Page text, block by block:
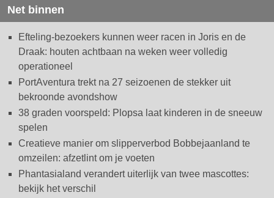
Net binnen
Efteling-bezoekers kunnen weer racen in Joris en de
Draak: houten achtbaan na weken weer volledig
operationeel
PortAventura trekt na 27 seizoenen de stekker uit
bekroonde avondshow
38 graden voorspeld: Plopsa laat kinderen in de sneeuw
spelen
Creatieve manier om slipperverbod Bobbejaanland te
omzeilen: afzetlint om je voeten
Phantasialand verandert uiterlijk van twee mascottes:
bekijk het verschil